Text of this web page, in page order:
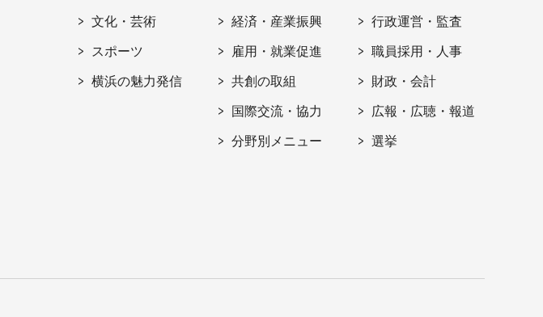
文化・芸術
スポーツ
横浜の魅力発信
経済・産業振興
雇用・就業促進
共創の取組
国際交流・協力
分野別メニュー
行政運営・監査
職員採用・人事
財政・会計
広報・広聴・報道
選挙